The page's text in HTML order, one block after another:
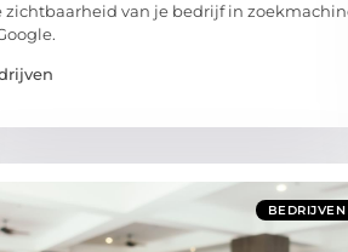
zichtbaarheid van je bedrijf in
BEDRIJVEN